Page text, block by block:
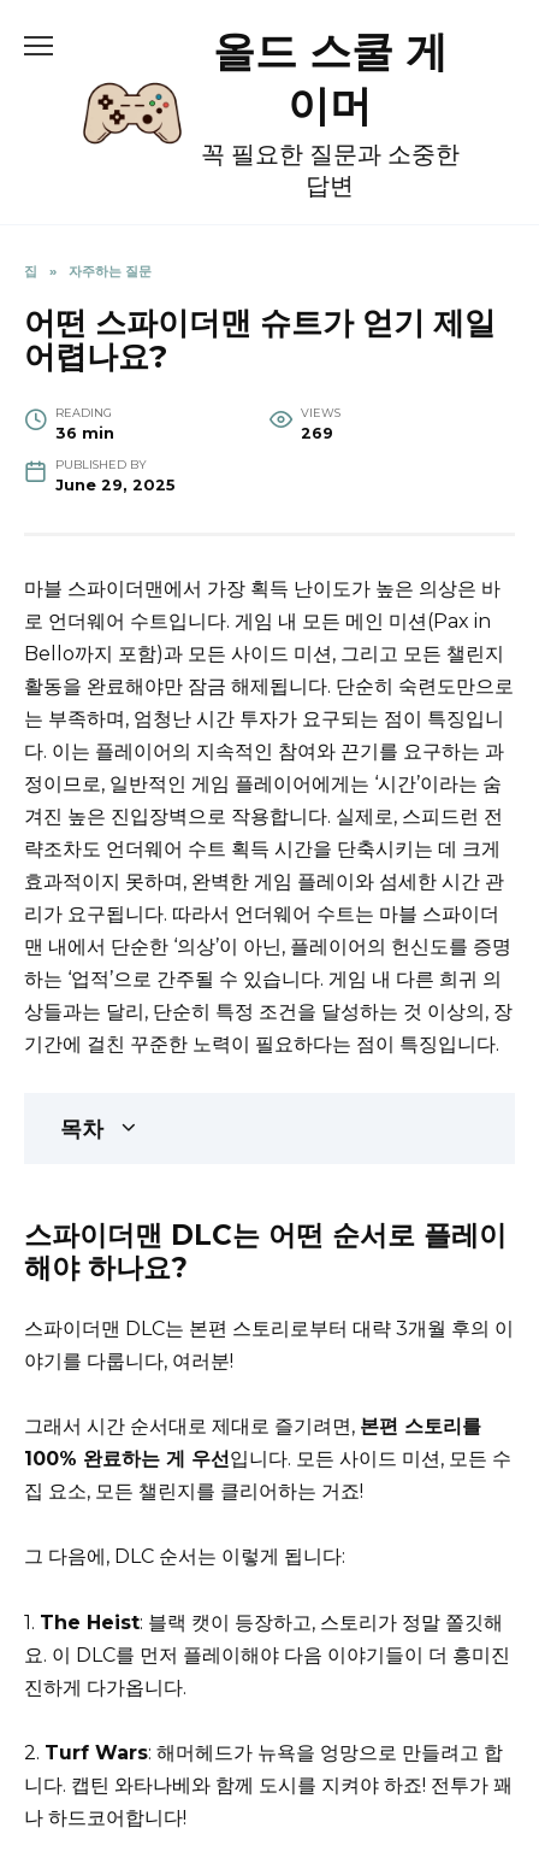
올드 스쿨 게
이머
꼭 필요한 질문과 소중한
답변
집 » 자주하는 질문
어떤 스파이더맨 슈트가 얻기 제일
어렵나요?
READING
36 min
VIEWS
269
PUBLISHED BY
June 29, 2025
마블 스파이더맨에서 가장 획득 난이도가 높은 의상은 바
로 언더웨어 수트입니다. 게임 내 모든 메인 미션(Pax in
Bello까지 포함)과 모든 사이드 미션, 그리고 모든 챌린지
활동을 완료해야만 잠금 해제됩니다. 단순히 숙련도만으로
는 부족하며, 엄청난 시간 투자가 요구되는 점이 특징입니
다. 이는 플레이어의 지속적인 참여와 끈기를 요구하는 과
정이므로, 일반적인 게임 플레이어에게는 ‘시간’이라는 숨
겨진 높은 진입장벽으로 작용합니다. 실제로, 스피드런 전
략조차도 언더웨어 수트 획득 시간을 단축시키는 데 크게
효과적이지 못하며, 완벽한 게임 플레이와 섬세한 시간 관
리가 요구됩니다. 따라서 언더웨어 수트는 마블 스파이더
맨 내에서 단순한 ‘의상’이 아닌, 플레이어의 헌신도를 증명
하는 ‘업적’으로 간주될 수 있습니다. 게임 내 다른 희귀 의
상들과는 달리, 단순히 특정 조건을 달성하는 것 이상의, 장
기간에 걸친 꾸준한 노력이 필요하다는 점이 특징입니다.
목차
스파이더맨 DLC는 어떤 순서로 플레이
해야 하나요?
스파이더맨 DLC는 본편 스토리로부터 대략 3개월 후의 이
야기를 다룹니다, 여러분!
그래서 시간 순서대로 제대로 즐기려면, 본편 스토리를
100% 완료하는 게 우선입니다. 모든 사이드 미션, 모든 수
집 요소, 모든 챌린지를 클리어하는 거죠!
그 다음에, DLC 순서는 이렇게 됩니다:
1. The Heist: 블랙 캣이 등장하고, 스토리가 정말 쫄깃해
요. 이 DLC를 먼저 플레이해야 다음 이야기들이 더 흥미진
진하게 다가옵니다.
2. Turf Wars: 해머헤드가 뉴욕을 엉망으로 만들려고 합
니다. 캡틴 와타나베와 함께 도시를 지켜야 하죠! 전투가 꽤
나 하드코어합니다!